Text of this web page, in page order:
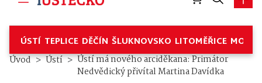
ÚSTÍ TEPLICE DĚČÍN ŠLUKNOVSKO LITOMĚŘICE
Úvod Ústí
Ústí má nového arciděkana: Primátor
Nedvědický přivítal Martina Davídka